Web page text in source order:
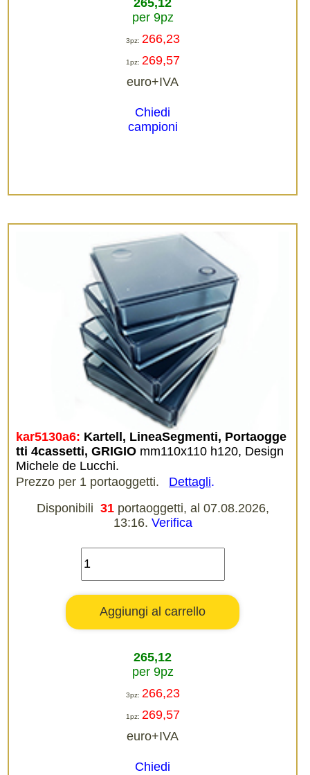
265,12
per 9pz
3pz: 266,23
1pz: 269,57
euro+IVA
Chiedi
campioni
kar5130a6: Kartell, LineaSegmenti, Portaogge
tti 4cassetti, GRIGIO mm110x110 h120, Design
Michele de Lucchi.
Prezzo per 1 portaoggetti.
Dettagli.
Disponibili 31 portaoggetti, al 07.08.2026,
13:16. Verifica
265,12
per 9pz
3pz: 266,23
1pz: 269,57
euro+IVA
Chiedi